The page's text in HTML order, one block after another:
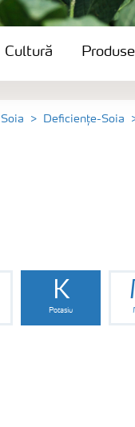
Cultură Produse
Soia Deficiențe-Soia
K
Potasiu